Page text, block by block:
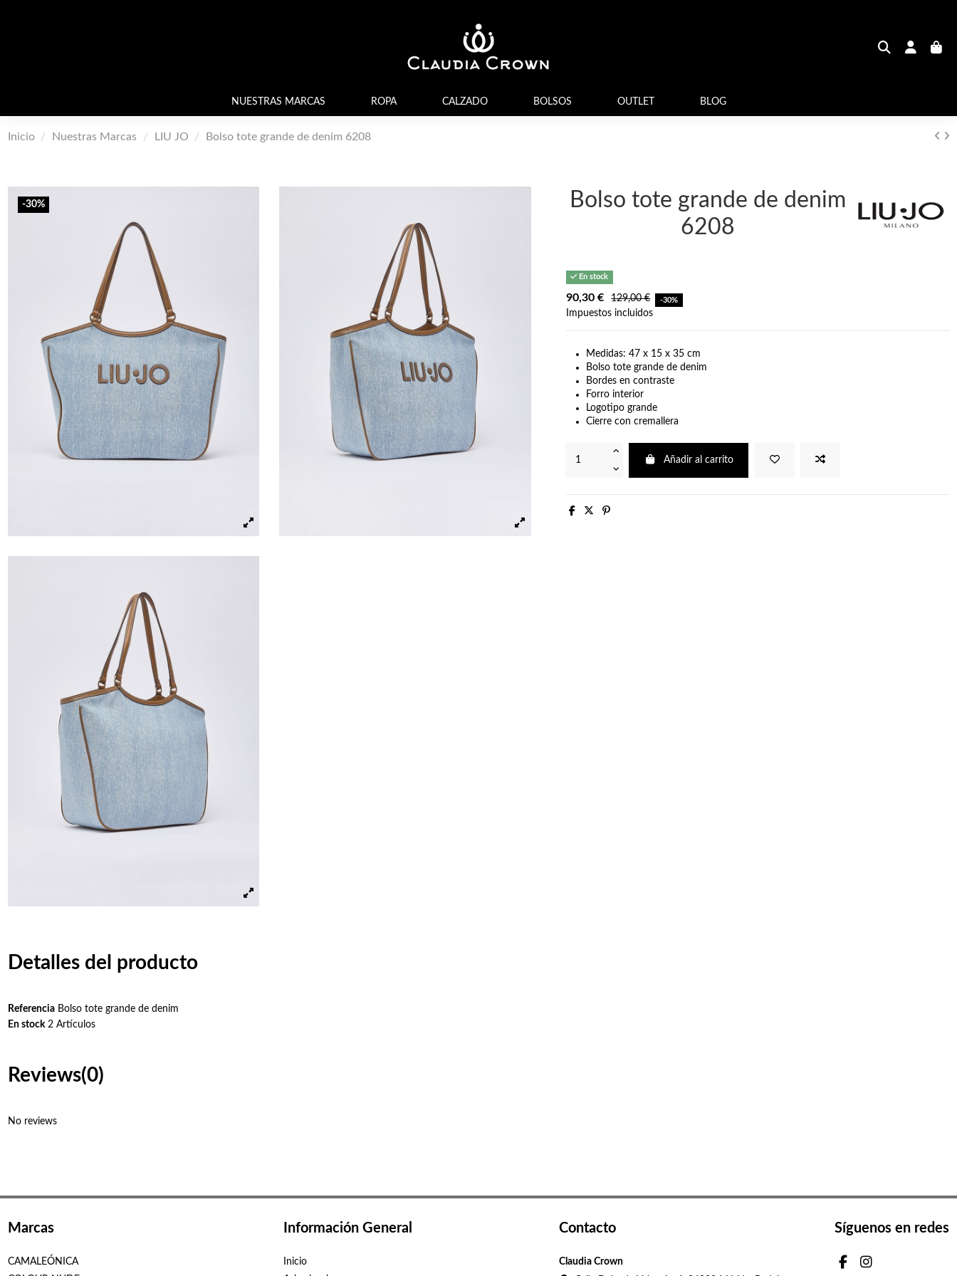
NUESTRAS MARCAS ROPA CALZADO BOLSOS OUTLET BLOG
Inicio Nuestras Marcas LIU JO Bolso tote grande de denim 6208
-30%
Bolso tote grande de denim
6208
En stock
90,30 € 129,00 € -30%
Impuestos incluidos
Medidas: 47 x 15 x 35 cm
Bolso tote grande de denim
Bordes en contraste
Forro interior
Logotipo grande
Cierre con cremallera
Añadir al carrito
Detalles del producto
Referencia Bolso tote grande de denim
En stock 2 Artículos
Reviews(0)
No reviews
Marcas
CAMALEÓNICA
Información General
Inicio
Contacto
Claudia Crown
Síguenos en redes